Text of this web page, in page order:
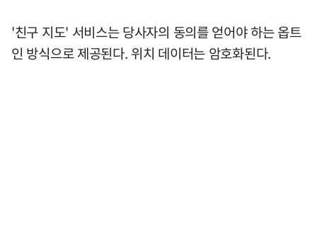
'친구 지도' 서비스는 당사자의 동의를 얻어야 하는 옵트
인 방식으로 제공된다. 위치 데이터는 암호화된다.